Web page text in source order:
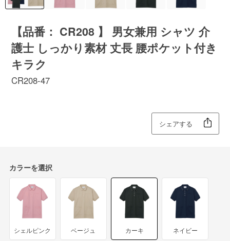
【品番： CR208 】 男女兼用 シャツ 介
護士 しっかり素材 丈長 腰ポケット付き
キラク
CR208-47
シェアする
カラーを選択
シェルピンク ベージュ カーキ ネイビー